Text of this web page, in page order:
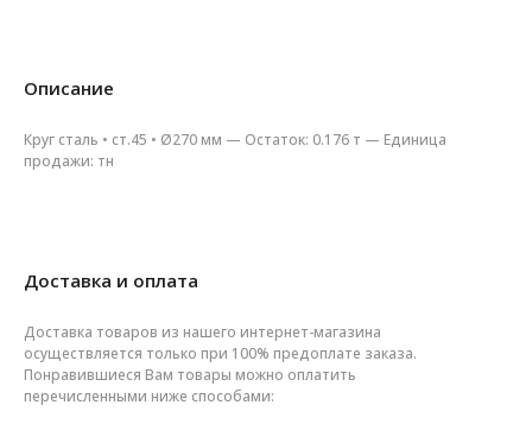
Описание
Круг сталь • ст.45 • Ø270 мм — Остаток: 0.176 т — Единица
продажи: тн
Доставка и оплата
Доставка товаров из нашего интернет-магазина
осуществляется только при 100% предоплате заказа.
Понравившиеся Вам товары можно оплатить
перечисленными ниже способами: